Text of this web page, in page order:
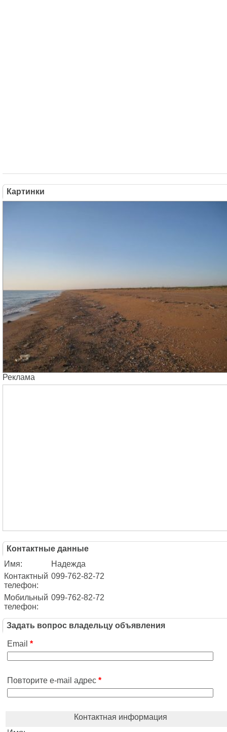
Картинки
Реклама
Контактные данные
Имя:
Надежда
Контактный
телефон:
099-762-82-72
Мобильный
телефон:
099-762-82-72
Задать вопрос владельцу объявления
Email *
Повторите e-mail адрес *
Контактная информация